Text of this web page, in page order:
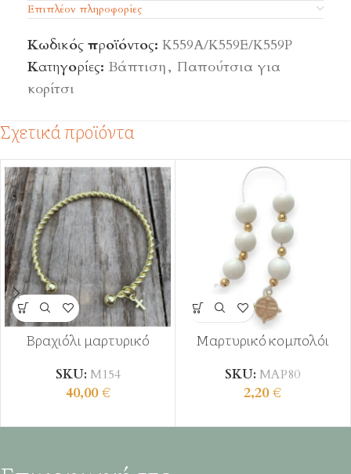
Επιπλέον πληροφορίες
Κωδικός προϊόντος: Κ559Α/Κ559Ε/Κ559Ρ
Κατηγορίες: Βάπτιση, Παπούτσια για
κορίτσι
Σχετικά προϊόντα
Βραχιόλι μαρτυρικό
SKU: Μ154
40,00€
Μαρτυρικό κομπολόι
SKU: ΜΑΡ80
2,20€